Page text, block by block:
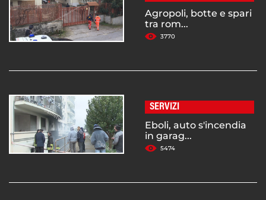
Agropoli, botte e spari
tra rom...
3770
SERVIZI
Eboli, auto s'incendia
in garag...
5474